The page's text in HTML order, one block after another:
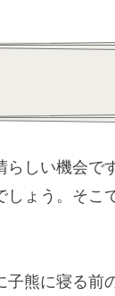
しい機会で
ょう。そこ
子熊に寝る前